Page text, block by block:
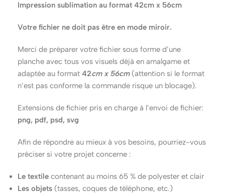
Impression sublimation au format 42cm x 56cm
Votre fichier ne doit pas être en mode miroir.
Merci de préparer votre fichier sous forme d’une
planche avec tous vos visuels déjà en amalgame et
adaptée au format 42cm x 56cm(attention si le format
n’est pas conforme la commande risque un blocage).
Extensions de fichier pris en charge à l’envoi de fichier:
png, pdf, psd, svg
Afin de répondre au mieux à vos besoins, pourriez-vous
préciser si votre projet concerne :
Le textile contenant au moins 65 % de polyester et clair
Les objets (tasses, coques de téléphone, etc.)